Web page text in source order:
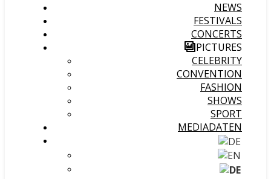
NEWS
FESTIVALS
CONCERTS
PICTURES
CELEBRITY
CONVENTION
FASHION
SHOWS
SPORT
MEDIADATEN